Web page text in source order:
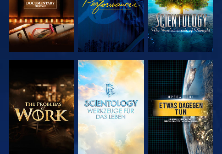
SERIE
ENTDECKEN
SERIE
ENTDECKEN
ANSEHEN